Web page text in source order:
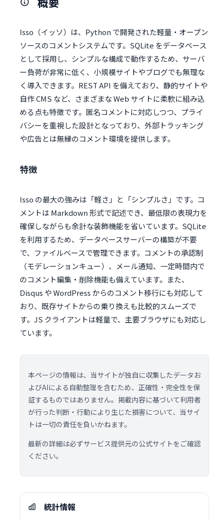
Isso（イッソ）は、Python で開発された軽量・オープン
ソースのコメントシステムです。SQLite をデータベース
として採用し、シンプルな構成で動作するため、サーバ
ー負荷が非常に低く、小規模サイトやブログでも無理な
く導入できます。REST API を備えており、静的サイトや
自作 CMS など、さまざまな Web サイトに柔軟に組み込
める点も特徴です。匿名コメントに対応しつつ、プライ
バシーを重視した設計となっており、外部トラッキング
や広告とは無縁のコメント環境を提供します。
特徴
Isso の最大の強みは「軽さ」と「シンプルさ」です。コ
メントは Markdown 形式で記述でき、最低限の表現力を
確保しながらも余計な装飾機能を省いています。SQLite
を利用するため、データベースサーバーの構築が不要
で、ファイルベースで管理できます。コメントの承認制
（モデレーションキュー）、メール通知、一定時間内で
のコメント編集・削除機能も備えています。また、
Disqus や WordPress からのコメント移行にも対応して
おり、既存サイトからの乗り換えも比較的スムーズで
す。JS クライアントは軽量で、主要ブラウザにも対応し
ています。
本ページの情報は、当サイトが独自に収集したデータお
よびAIによる自動整理を含むため、正確性・完全性を保
証するものではありません。掲載内容に基づいて利用者
が行った判断・行動により生じた損害について、当サイ
トは一切の責任を負いかねます。
最新の詳細は必ずサービス提供元の公式サイトをご確認
ください。
統計情報